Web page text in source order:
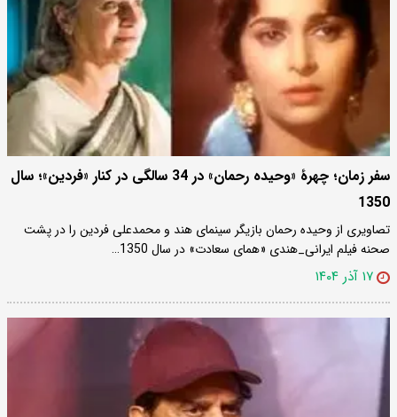
سفر زمان؛ چهرۀ «وحیده رحمان» در 34 سالگی در کنار «فردین»؛ سال
1350
تصاویری از وحیده رحمان بازیگر سینمای هند و محمدعلی فردین را در پشت
صحنه فیلم ایرانی_هندی «همای سعادت» در سال 1350…
۱۷ آذر ۱۴۰۴